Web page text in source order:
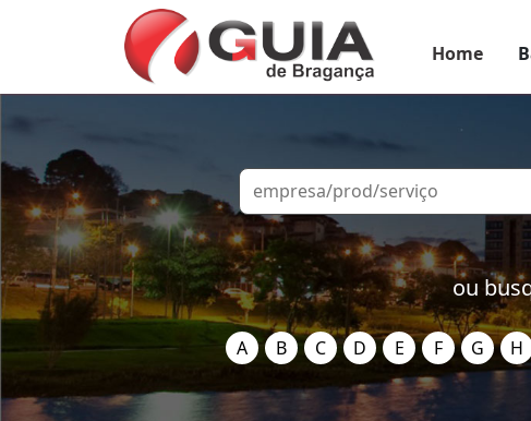
Home
ou
A B C D E F G H